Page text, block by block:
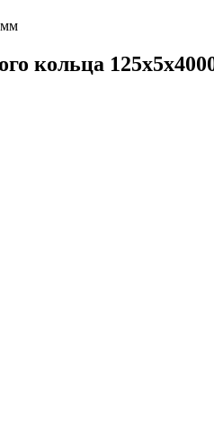
кольца